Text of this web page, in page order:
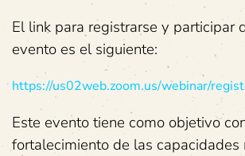
El link para registrarse y participar
evento es el siguiente:
https://us02web.zoom.us/webinar/
Este evento tiene como objetivo
fortalecimiento de las capacidades